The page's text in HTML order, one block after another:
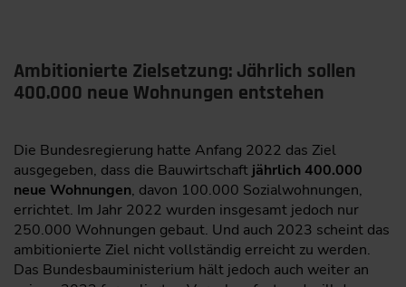
Ambitionierte Zielsetzung: Jährlich sollen
400.000 neue Wohnungen entstehen
Die Bundesregierung hatte Anfang 2022 das Ziel
ausgegeben, dass die Bauwirtschaft jährlich 400.000
neue Wohnungen, davon 100.000 Sozialwohnungen,
errichtet. Im Jahr 2022 wurden insgesamt jedoch nur
250.000 Wohnungen gebaut. Und auch 2023 scheint das
ambitionierte Ziel nicht vollständig erreicht zu werden.
Das Bundesbauministerium hält jedoch auch weiter an